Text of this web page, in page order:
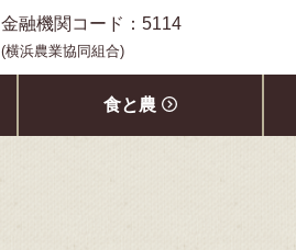
金融機関コード：5114
(横浜農業協同組合)
食と農